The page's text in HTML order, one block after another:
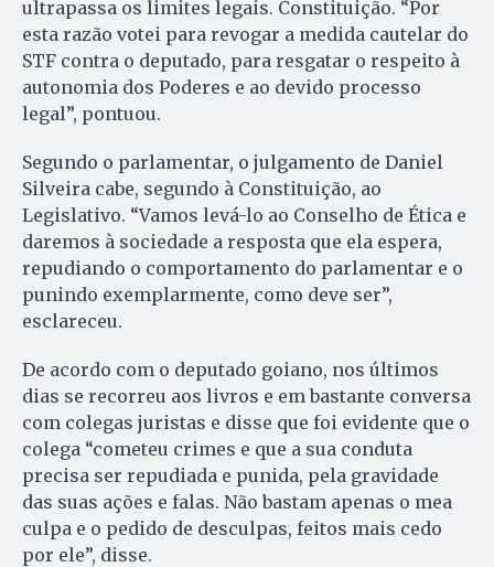
ultrapassa os limites legais. Constituição. “Por
esta razão votei para revogar a medida cautelar do
STF contra o deputado, para resgatar o respeito à
autonomia dos Poderes e ao devido processo
legal”, pontuou.
Segundo o parlamentar, o julgamento de Daniel
Silveira cabe, segundo à Constituição, ao
Legislativo. “Vamos levá-lo ao Conselho de Ética e
daremos à sociedade a resposta que ela espera,
repudiando o comportamento do parlamentar e o
punindo exemplarmente, como deve ser”,
esclareceu.
De acordo com o deputado goiano, nos últimos
dias se recorreu aos livros e em bastante conversa
com colegas juristas e disse que foi evidente que o
colega “cometeu crimes e que a sua conduta
precisa ser repudiada e punida, pela gravidade
das suas ações e falas. Não bastam apenas o mea
culpa e o pedido de desculpas, feitos mais cedo
por ele”, disse.